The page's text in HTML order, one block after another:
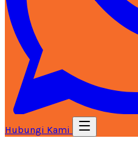
Hubungi Kami